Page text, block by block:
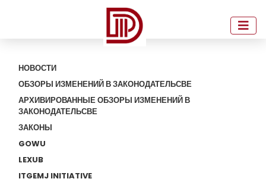
НОВОСТИ
ОБЗОРЫ ИЗМЕНЕНИЙ В ЗАКОНОДАТЕЛЬСВЕ
АРХИВИРОВАННЫЕ ОБЗОРЫ ИЗМЕНЕНИЙ В
ЗАКОНОДАТЕЛЬСВЕ
ЗАКОНЫ
GOWU
LEXUB
ITGEMJ INITIATIVE